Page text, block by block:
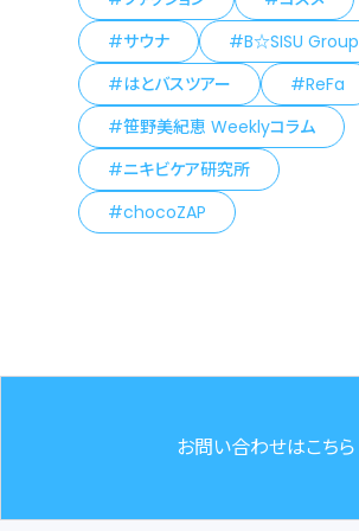
サウナ
B☆SISU Group
はとバスツアー
ReFa
笹野美紀恵 Weeklyコラム
ニキビケア研究所
chocoZAP
お問い合わせはこちら